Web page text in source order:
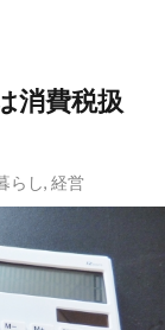
消費税扱
らし, 経営